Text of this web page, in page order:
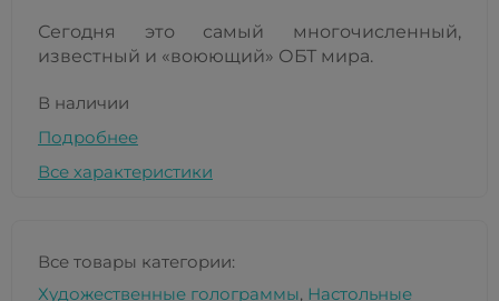
Сегодня это самый многочисленный,
известный и «воюющий» ОБТ мира.
В наличии
Подробнее
Все характеристики
Все товары категории:
Художественные голограммы, Настольные